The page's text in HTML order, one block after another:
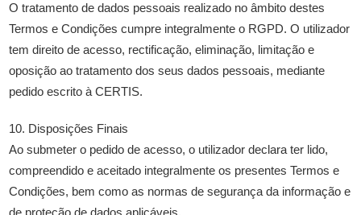
O tratamento de dados pessoais realizado no âmbito destes
Termos e Condições cumpre integralmente o RGPD. O utilizador
tem direito de acesso, rectificação, eliminação, limitação e
oposição ao tratamento dos seus dados pessoais, mediante
pedido escrito à CERTIS.
10. Disposições Finais
Ao submeter o pedido de acesso, o utilizador declara ter lido,
compreendido e aceitado integralmente os presentes Termos e
Condições, bem como as normas de segurança da informação e